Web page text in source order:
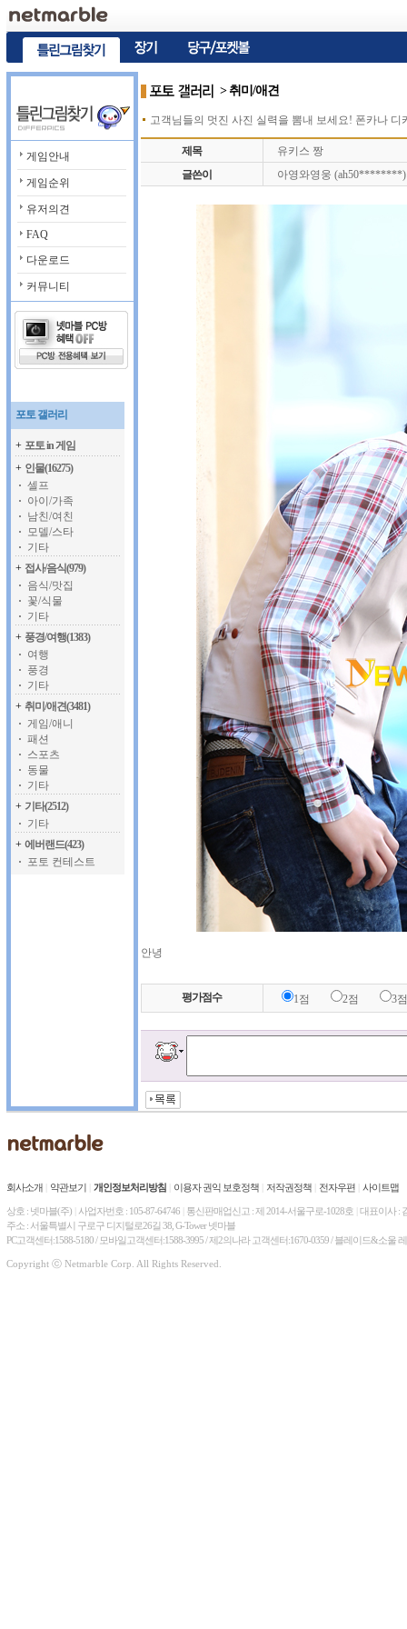
게임안내
게임순위
유저의견
FAQ
다운로드
커뮤니티
포토 갤러리
+ 포토 in 게임
+ 인물(16275)
셀프
아이/가족
남친/여친
모델/스타
기타
+ 접사/음식(979)
음식/맛집
꽃/식물
기타
+ 풍경/여행(1383)
여행
풍경
기타
+ 취미/애견(3481)
게임/애니
패션
스포츠
동물
기타
+ 기타(2512)
기타
+ 에버랜드(423)
포토 컨테스트
> 취미/애견
고객님들의 멋진 사진 실력을 뽐내 보세요! 폰카나
제목
유키스 짱
글쓴이
아영와영웅 (ah50********)
안녕
평가점수 1점 2점 3
회사소개 약관보기 개인정보처리방침 이용자 권익 보호정책 저작권정책 전자우편 사이트맵
상호 : 넷마블(주) 사업자번호 : 105-87-64746 통신판매업신고 : 제 2014-서울구로-1028호
대표이사 :
주소 : 서울특별시 구로구 디지털로26길 38, G-Tower 넷마블
PC고객센터:1588-5180 / 모바일고객센터:1588-3995 / 제2의나라 고객센터:1670-0359 / 블레이드&소울
Copyright ⓒ Netmarble Corp. All Rights Reserved.